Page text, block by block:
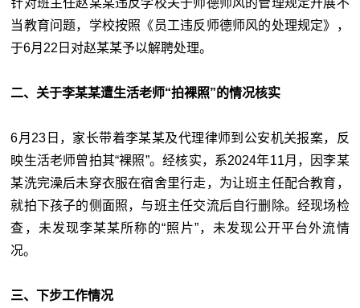
针对班主任赵某某违反学校关于师德师风的管理规定开展不
当教育问题，学校按照《员工违反师德师风的处理规定》，
于6月22日对赵某某予以解聘处理。
二、关于李某某遭生活老师“拍裸照”的情况核实
6月23日，家长带着李某某及代理律师到公安机关报案，反
映生活老师曾拍其“裸照”。经核实，系2024年11月，因李某
某洗完澡后未穿衣服在宿舍里行走，为让班主任配合教育，
就拍下孩子的侧面照，与班主任交流后自行删除。经现场检
查，未发现李某某所称的“照片”，未发现公开平台外流情
况。
三、下步工作情况